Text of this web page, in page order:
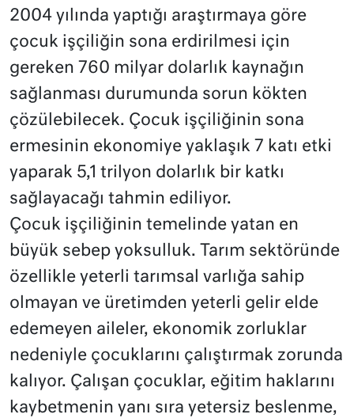
2004 yılında yaptığı araştırmaya göre
çocuk işçiliğin sona erdirilmesi için
gereken 760 milyar dolarlık kaynağın
sağlanması durumunda sorun kökten
çözülebilecek. Çocuk işçiliğinin sona
ermesinin ekonomiye yaklaşık 7 katı etki
yaparak 5,1 trilyon dolarlık bir katkı
sağlayacağı tahmin ediliyor.
Çocuk işçiliğinin temelinde yatan en
büyük sebep yoksulluk. Tarım sektöründe
özellikle yeterli tarımsal varlığa sahip
olmayan ve üretimden yeterli gelir elde
edemeyen aileler, ekonomik zorluklar
nedeniyle çocuklarını çalıştırmak zorunda
kalıyor. Çalışan çocuklar, eğitim haklarını
kaybetmenin yanı sıra yetersiz beslenme,